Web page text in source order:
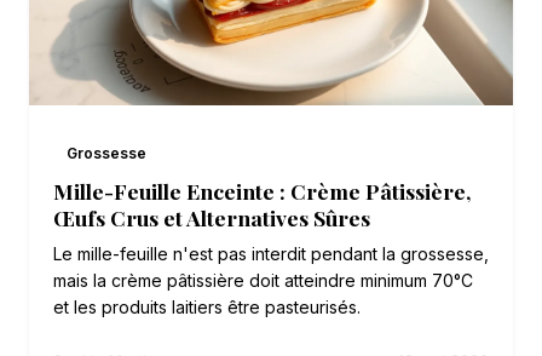
Grossesse
Mille-Feuille Enceinte : Crème Pâtissière,
Œufs Crus et Alternatives Sûres
Le mille-feuille n'est pas interdit pendant la grossesse,
mais la crème pâtissière doit atteindre minimum 70°C
et les produits laitiers être pasteurisés.